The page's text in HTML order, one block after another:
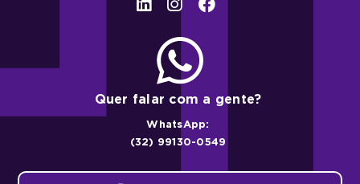
Quer falar com a gente?
WhatsApp:
(32) 99130-0549